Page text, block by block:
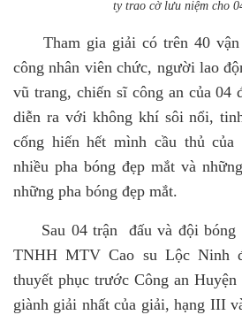
ty trao cờ lưu niệm cho
Tham gia giải có trên 40 vận
công nhân viên chức, người lao
vũ trang, chiến sĩ công an của
diễn ra với không khí sôi nổi,
cống hiến hết mình cầu thủ
nhiều pha bóng đẹp mắt và
những pha bóng đẹp mắt.
Sau 04 trận đấu và đội bóng
TNHH MTV Cao su Lộc Ninh
thuyết phục trước Công an
giành giải nhất của giải, hạng III